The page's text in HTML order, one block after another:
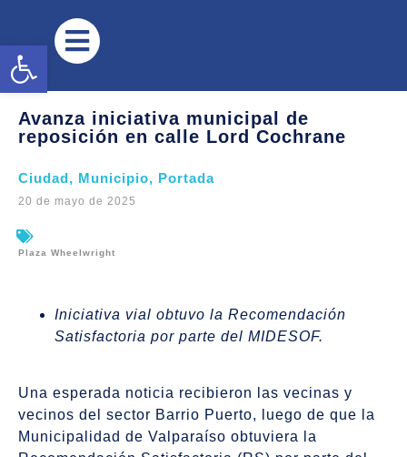
Abrir barra de herramientas
Avanza iniciativa municipal de
reposición en calle Lord Cochrane
Ciudad, Municipio, Portada
20 de mayo de 2025
Plaza Wheelwright
Iniciativa vial obtuvo la Recomendación
Satisfactoria por parte del MIDESOF.
Una esperada noticia recibieron las vecinas y
vecinos del sector Barrio Puerto, luego de que la
Municipalidad de Valparaíso obtuviera la